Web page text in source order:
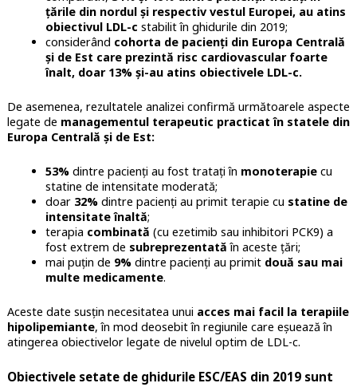
țările din nordul și respectiv vestul Europei, au atins
obiectivul LDL-c stabilit în ghidurile din 2019;
considerând cohorta de pacienți din Europa Centrală
și de Est care prezintă risc cardiovascular foarte
înalt, doar 13% și-au atins obiectivele LDL-c.
De asemenea, rezultatele analizei confirmă următoarele aspecte
legate de managementul terapeutic practicat în statele din
Europa Centrală și de Est:
53%dintre pacienți au fost tratați în monoterapiecu
statine de intensitate moderată;
doar 32%dintre pacienți au primit terapie cu statine de
intensitate înaltă;
terapia combinată (cu ezetimib sau inhibitori PCK9) a
fost extrem de subreprezentată în aceste țări;
mai puțin de 9%dintre pacienți au primit două sau mai
multe medicamente.
Aceste date susțin necesitatea unui acces mai facil la terapiile
hipolipemiante, în mod deosebit în regiunile care eșuează în
atingerea obiectivelor legate de nivelul optim de LDL-c.
Obiectivele setate de ghidurile ESC/EAS din 2019 sunt